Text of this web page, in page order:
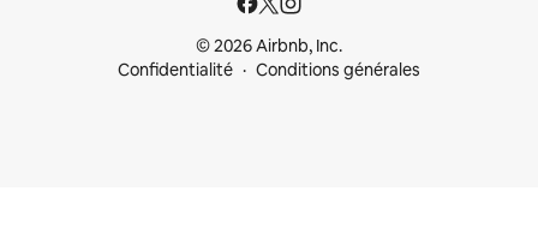
© 2026 Airbnb, Inc.
Confidentialité
Conditions générales